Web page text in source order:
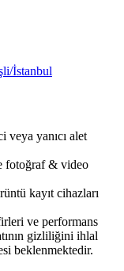
İstanbul
veya yanıcı alet
fotoğraf & video
kayıt cihazları
ve performans
gizliliğini ihlal
beklenmektedir.